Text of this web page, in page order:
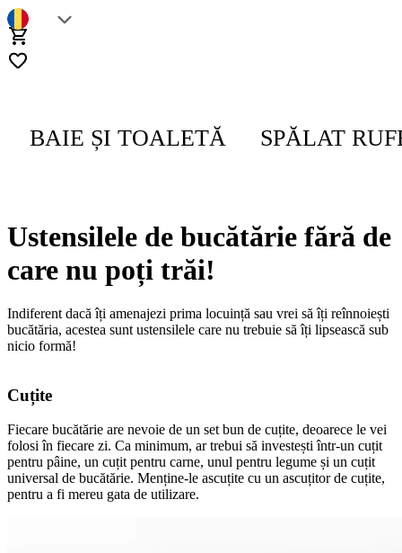
RO
BAIE ȘI TOALETĂ SPĂLAT
Ustensilele de bucătărie fără de
care nu poți trăi!
Indiferent dacă îți amenajezi prima locuință sau vrei să îți reînnoiești
bucătăria, acestea sunt ustensilele care nu trebuie să îți lipsească sub
nicio formă!
Cuțite
Fiecare bucătărie are nevoie de un set bun de cuțite, deoarece le vei
folosi în fiecare zi. Ca minimum, ar trebui să investești într-un cuțit
pentru pâine, un cuțit pentru carne, unul pentru legume și un cuțit
universal de bucătărie. Menține-le ascuțite cu un ascuțitor de cuțite,
pentru a fi mereu gata de utilizare.